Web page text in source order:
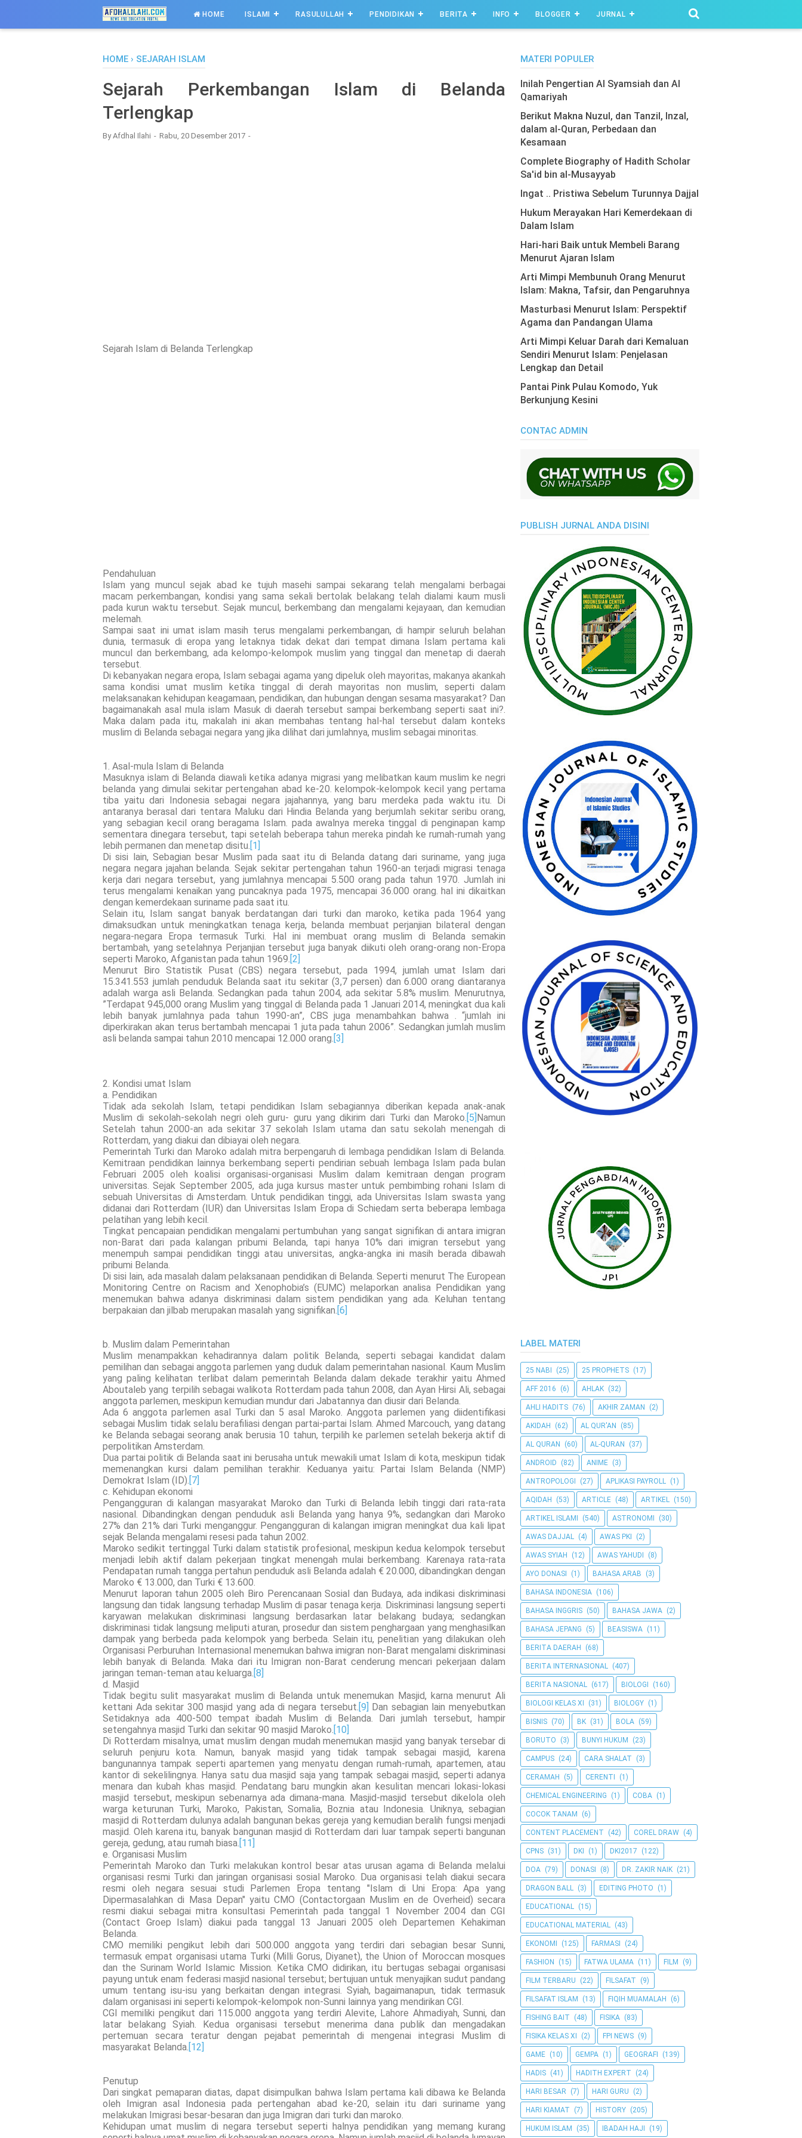
HOME ISLAMI RASULULLAH PENDIDIKAN BERITA INFO BLOGGER JURNAL
HOME › SEJARAH ISLAM
Sejarah Perkembangan Islam di Belanda
Terlengkap
ByAfdhal Ilahi Rabu, 20 Desember 2017
Sejarah Islam di Belanda Terlengkap
Pendahuluan
Islam yang muncul sejak abad ke tujuh masehi sampai sekarang telah mengalami berbagai
macam perkembangan, kondisi yang sama sekali bertolak belakang telah dialami kaum musli
pada kurun waktu tersebut. Sejak muncul, berkembang dan mengalami kejayaan, dan kemudian
melemah.
Sampai saat ini umat islam masih terus mengalami perkembangan, di hampir seluruh belahan
dunia, termasuk di eropa yang letaknya tidak dekat dari tempat dimana Islam pertama kali
muncul dan berkembang, ada kelompo-kelompok muslim yang tinggal dan menetap di daerah
tersebut.
Di kebanyakan negara eropa, Islam sebagai agama yang dipeluk oleh mayoritas, makanya akankah
sama kondisi umat muslim ketika tinggal di derah mayoritas non muslim, seperti dalam
melaksanakan kehidupan keagamaan, pendidikan, dan hubungan dengan sesama masyarakat? Dan
bagaimanakah asal mula islam Masuk di daerah tersebut sampai berkembang seperti saat ini?.
Maka dalam pada itu, makalah ini akan membahas tentang hal-hal tersebut dalam konteks
muslim di Belanda sebagai negara yang jika dilihat dari jumlahnya, muslim sebagai minoritas.
1. Asal-mula Islam di Belanda
Masuknya islam di Belanda diawali ketika adanya migrasi yang melibatkan kaum muslim ke negri
belanda yang dimulai sekitar pertengahan abad ke-20. kelompok-kelompok kecil yang pertama
tiba yaitu dari Indonesia sebagai negara jajahannya, yang baru merdeka pada waktu itu. Di
antaranya berasal dari tentara Maluku dari Hindia Belanda yang berjumlah sekitar seribu orang,
yang sebagian kecil orang beragama Islam. pada awalnya mereka tinggal di penginapan kamp
sementara dinegara tersebut, tapi setelah beberapa tahun mereka pindah ke rumah-rumah yang
lebih permanen dan menetap disitu. [1]
Di sisi lain, Sebagian besar Muslim pada saat itu di Belanda datang dari suriname, yang juga
negara negara jajahan belanda. Sejak sekitar pertengahan tahun 1960-an terjadi migrasi tenaga
kerja dari negara tersebut, yang jumlahnya mencapai 5.500 orang pada tahun 1970. Jumlah ini
terus mengalami kenaikan yang puncaknya pada 1975, mencapai 36.000 orang. hal ini dikaitkan
dengan kemerdekaan suriname pada saat itu.
Selain itu, Islam sangat banyak berdatangan dari turki dan maroko, ketika pada 1964 yang
dimaksudkan untuk meningkatkan tenaga kerja, belanda membuat perjanjian bilateral dengan
negara-negara Eropa termasuk Turki. Hal ini membuat orang muslim di Belanda semakin
bertambah, yang setelahnya Perjanjian tersebut juga banyak diikuti oleh orang-orang non-Eropa
seperti Maroko, Afganistan pada tahun 1969. [2]
Menurut Biro Statistik Pusat (CBS) negara tersebut, pada 1994, jumlah umat Islam dari
15.341.553 jumlah penduduk Belanda saat itu sekitar (3,7 persen) dan 6.000 orang diantaranya
adalah warga asli Belanda. Sedangkan pada tahun 2004, ada sekitar 5.8% muslim. Menurutnya,
”Terdapat 945,000 orang Muslim yang tinggal di Belanda pada 1 Januari 2014, meningkat dua kali
lebih banyak jumlahnya pada tahun 1990-an”, CBS juga menambahkan bahwa . “jumlah ini
diperkirakan akan terus bertambah mencapai 1 juta pada tahun 2006”. Sedangkan jumlah muslim
asli belanda sampai tahun 2010 mencapai 12.000 orang. [3]
2. Kondisi umat Islam
a. Pendidikan
Tidak ada sekolah Islam, tetapi pendidikan Islam sebagiannya diberikan kepada anak-anak
Muslim di sekolah-sekolah negri oleh guru- guru yang dikirim dari Turki dan Maroko. [5]Namun
Setelah tahun 2000-an ada sekitar 37 sekolah Islam utama dan satu sekolah menengah di
Rotterdam, yang diakui dan dibiayai oleh negara.
Pemerintah Turki dan Maroko adalah mitra berpengaruh di lembaga pendidikan Islam di Belanda.
Kemitraan pendidikan lainnya berkembang seperti pendirian sebuah lembaga Islam pada bulan
Februari 2005 oleh koalisi organisasi-organisasi Muslim dalam kemitraan dengan program
universitas. Sejak September 2005, ada juga kursus master untuk pembimbing rohani Islam di
sebuah Universitas di Amsterdam. Untuk pendidikan tinggi, ada Universitas Islam swasta yang
didanai dari Rotterdam (IUR) dan Universitas Islam Eropa di Schiedam serta beberapa lembaga
pelatihan yang lebih kecil.
Tingkat pencapaian pendidikan mengalami pertumbuhan yang sangat signifikan di antara imigran
non-Barat dari pada kalangan pribumi Belanda, tapi hanya 10% dari imigran tersebut yang
menempuh sampai pendidikan tinggi atau universitas, angka-angka ini masih berada dibawah
pribumi Belanda.
Di sisi lain, ada masalah dalam pelaksanaan pendidikan di Belanda. Seperti menurut The European
Monitoring Centre on Racism and Xenophobia’s (EUMC) melaporkan analisa Pendidikan yang
menemukan bahwa adanya diskriminasi dalam sistem pendidikan yang ada. Keluhan tentang
berpakaian dan jilbab merupakan masalah yang signifikan. [6]
b. Muslim dalam Pemerintahan
Muslim menampakkan kehadirannya dalam politik Belanda, seperti sebagai kandidat dalam
pemilihan dan sebagai anggota parlemen yang duduk dalam pemerintahan nasional. Kaum Muslim
yang paling kelihatan terlibat dalam pemerintah Belanda dalam dekade terakhir yaitu Ahmed
Aboutaleb yang terpilih sebagai walikota Rotterdam pada tahun 2008, dan Ayan Hirsi Ali, sebagai
anggota parlemen, meskipun kemudian mundur dari Jabatannya dan diusir dari Belanda.
Ada 6 anggota parlemen asal Turki dan 5 asal Maroko. Anggota parlemen yang diidentifikasi
sebagai Muslim tidak selalu berafiliasi dengan partai-partai Islam. Ahmed Marcouch, yang datang
ke Belanda sebagai seorang anak berusia 10 tahun, terpilih ke parlemen setelah bekerja aktif di
perpolitikan Amsterdam.
Dua partai politik di Belanda saat ini berusaha untuk mewakili umat Islam di kota, meskipun tidak
memenangkan kursi dalam pemilihan terakhir. Keduanya yaitu: Partai Islam Belanda (NMP)
Demokrat Islam (ID). [7]
c. Kehidupan ekonomi
Pengangguran di kalangan masyarakat Maroko dan Turki di Belanda lebih tinggi dari rata-rata
nasional. Dibandingkan dengan penduduk asli Belanda yang hanya 9%, sedangkan dari Maroko
27% dan 21% dari Turki menganggur. Pengangguran di kalangan imigran meningkat dua kali lipat
sejak Belanda mengalami resesi pada tahun 2002.
Maroko sedikit tertinggal Turki dalam statistik profesional, meskipun kedua kelompok tersebut
menjadi lebih aktif dalam pekerjaan tingkat menengah mulai berkembang. Karenaya rata-rata
Pendapatan rumah tangga pertahun penduduk asli Belanda adalah € 20.000, dibandingkan dengan
Maroko € 13.000, dan Turki € 13.600.
Menurut laporan tahun 2005 oleh Biro Perencanaan Sosial dan Budaya, ada indikasi diskriminasi
langsung dan tidak langsung terhadap Muslim di pasar tenaga kerja. Diskriminasi langsung seperti
karyawan melakukan diskriminasi langsung berdasarkan latar belakang budaya; sedangkan
diskriminasi tidak langsung meliputi aturan, prosedur dan sistem penghargaan yang menghasilkan
dampak yang berbeda pada kelompok yang berbeda. Selain itu, penelitian yang dilakukan oleh
Organisasi Perburuhan Internasional menemukan bahwa imigran non-Barat mengalami diskriminasi
lebih banyak di Belanda. Maka dari itu Imigran non-Barat cenderung mencari pekerjaan dalam
jaringan teman-teman atau keluarga. [8]
d. Masjid
Tidak begitu sulit masyarakat muslim di Belanda untuk menemukan Masjid, karna menurut Ali
kettani Ada sekitar 300 masjid yang ada di negara tersebut. [9] Dan sebagian lain menyebutkan
Setidaknya ada 400-500 tempat ibadah Muslim di Belanda. Dari jumlah tersebut, hampir
setengahnya masjid Turki dan sekitar 90 masjid Maroko. [10]
Di Rotterdam misalnya, umat muslim dengan mudah menemukan masjid yang banyak tersebar di
seluruh penjuru kota. Namun, banyak masjid yang tidak tampak sebagai masjid, karena
bangunannya tampak seperti apartemen yang menyatu dengan rumah-rumah, apartemen, atau
kantor di sekelilingnya. Hanya satu dua masjid saja yang tampak sebagai masjid, seperti adanya
menara dan kubah khas masjid. Pendatang baru mungkin akan kesulitan mencari lokasi-lokasi
masjid tersebut, meskipun sebenarnya ada dimana-mana. Masjid-masjid tersebut dikelola oleh
warga keturunan Turki, Maroko, Pakistan, Somalia, Boznia atau Indonesia. Uniknya, sebagian
masjid di Rotterdam dulunya adalah bangunan bekas gereja yang kemudian beralih fungsi menjadi
masjid. Oleh karena itu, banyak bangunan masjid di Rotterdam dari luar tampak seperti bangunan
gereja, gedung, atau rumah biasa. [11]
e. Organisasi Muslim
Pemerintah Maroko dan Turki melakukan kontrol besar atas urusan agama di Belanda melalui
organisasi resmi Turki dan jaringan organisasi sosial Maroko. Dua organisasi telah diakui secara
resmi oleh negara sesuai studi Parlemen Eropa tentang "Islam di Uni Eropa: Apa yang
Dipermasalahkan di Masa Depan" yaitu CMO (Contactorgaan Muslim en de Overheid) secara
resmi diakui sebagai mitra konsultasi Pemerintah pada tanggal 1 November 2004 dan CGI
(Contact Groep Islam) diakui pada tanggal 13 Januari 2005 oleh Departemen Kehakiman
Belanda.
CMO memiliki pengikut lebih dari 500.000 anggota yang terdiri dari sebagian besar Sunni,
termasuk empat organisasi utama Turki (Milli Gorus, Diyanet), the Union of Moroccan mosques
dan the Surinam World Islamic Mission. Ketika CMO didirikan, itu bertugas sebagai organisasi
payung untuk enam federasi masjid nasional tersebut; bertujuan untuk menyajikan sudut pandang
umum tentang isu-isu yang berkaitan dengan integrasi. Syiah, bagaimanapun, tidak termasuk
dalam organisasi ini seperti kelompok-kelompok non-Sunni lainnya yang mendirikan CGI.
CGI memiliki pengikut dari 115.000 anggota yang terdiri Alevite, Lahore Ahmadiyah, Sunni, dan
latar belakang Syiah. Kedua organisasi tersebut menerima dana publik dan mengadakan
pertemuan secara teratur dengan pejabat pemerintah di mengenai integrasi Muslim di
masyarakat Belanda. [12]
Penutup
Dari singkat pemaparan diatas, dapat disimpulkan bahwa Islam pertama kali dibawa ke Belanda
oleh Imigran asal Indonesia pada pertengahan abad ke-20, selain itu dari suriname yang
melakukan Imigrasi besar-besaran dan juga Imigran dari turki dan maroko.
Kehidupan umat muslim di negara tersebut seperti halnya pendidikan yang memang kurang
MATERI POPULER
Inilah Pengertian Al Syamsiah dan Al
Qamariyah
Berikut Makna Nuzul, dan Tanzil, Inzal,
dalam al-Quran, Perbedaan dan
Kesamaan
Complete Biography of Hadith Scholar
Sa'id bin al-Musayyab
Ingat .. Pristiwa Sebelum Turunnya Dajjal
Hukum Merayakan Hari Kemerdekaan di
Dalam Islam
Hari-hari Baik untuk Membeli Barang
Menurut Ajaran Islam
Arti Mimpi Membunuh Orang Menurut
Islam: Makna, Tafsir, dan Pengaruhnya
Masturbasi Menurut Islam: Perspektif
Agama dan Pandangan Ulama
Arti Mimpi Keluar Darah dari Kemaluan
Sendiri Menurut Islam: Penjelasan
Lengkap dan Detail
Pantai Pink Pulau Komodo, Yuk
Berkunjung Kesini
CONTAC ADMIN
PUBLISH JURNAL ANDA DISINI
LABEL MATERI
25 NABI (25) 25 PROPHETS (17)
AFF 2016 (6) AHLAK (32)
AHLI HADITS (76) AKHIR ZAMAN (2)
AKIDAH (62) AL QUR'AN (85)
AL QURAN (60) AL-QURAN (37)
ANDROID (82) ANIME (3)
ANTROPOLOGI (27) APLIKASI PAYROLL (1)
AQIDAH (53) ARTICLE (48) ARTIKEL (150)
ARTIKEL ISLAMI (540) ASTRONOMI (30)
AWAS DAJJAL (4) AWAS PKI (2)
AWAS SYIAH (12) AWAS YAHUDI (8)
AYO DONASI (1) BAHASA ARAB (3)
BAHASA INDONESIA (106)
BAHASA INGGRIS (50) BAHASA JAWA (2)
BAHASA JEPANG (5) BEASISWA (11)
BERITA DAERAH (68)
BERITA INTERNASIONAL (407)
BERITA NASIONAL (617) BIOLOGI (160)
BIOLOGI KELAS XI (31) BIOLOGY (1)
BISNIS (70) BK (31) BOLA (59)
BORUTO (3) BUNYI HUKUM (23)
CAMPUS (24) CARA SHALAT (3)
CERAMAH (5) CERENTI (1)
CHEMICAL ENGINEERING (1) COBA (1)
COCOK TANAM (6)
CONTENT PLACEMENT (42) COREL DRAW (4)
CPNS (31) DKI (1) DKI2017 (122)
DOA (79) DONASI (8) DR. ZAKIR NAIK (21)
DRAGON BALL (3) EDITING PHOTO (1)
EDUCATIONAL (15)
EDUCATIONAL MATERIAL (43)
EKONOMI (125) FARMASI (24)
FASHION (15) FATWA ULAMA (11) FILM (9)
FILM TERBARU (22) FILSAFAT (9)
FILSAFAT ISLAM (13) FIQIH MUAMALAH (6)
FISHING BAIT (48) FISIKA (83)
FISIKA KELAS XI (2) FPI NEWS (9)
GAME (10) GEMPA (1) GEOGRAFI (139)
HADIS (41) HADITH EXPERT (24)
HARI BESAR (7) HARI GURU (2)
HARI KIAMAT (7) HISTORY (205)
HUKUM ISLAM (35) IBADAH HAJI (19)